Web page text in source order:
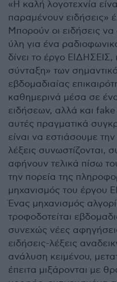
«Η καλή λογοτεχνία
παραμένουν ειδήσεις»
Μπορούν οι ειδήσεις
ύλη για ένα
δίνει το έργο
σύνταξη» των
εβδομαδιαίας
καθημερινά μέσα σε
ειδήσεων, αλλά και
αυτές πραγματικά
είναι να εστιάσουμε
λέξεις συνωστίζονται,
αφήνουν τελικά πίσω
την πορεία της
μηχανισμός του έργου
Ένας μηχανισμός
τροφοδοτείται
συνεχώς νέες
ειδήσεις-λέξεις
ανάλυση κειμένου,
έπειτα μιξάρονται με